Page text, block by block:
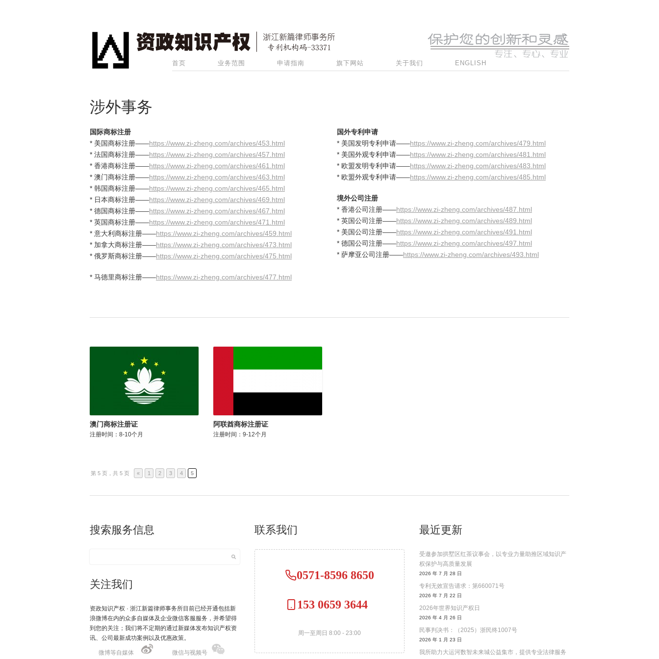
首页 业务范围 申请指南 旗下网站 关于我们 ENGLISH
涉外事务
国际商标注册
* 美国商标注册——https://www.zi-zheng.com/archives/453.html
* 法国商标注册——https://www.zi-zheng.com/archives/457.html
* 香港商标注册——https://www.zi-zheng.com/archives/461.html
* 澳门商标注册——https://www.zi-zheng.com/archives/463.html
* 韩国商标注册——https://www.zi-zheng.com/archives/465.html
* 日本商标注册——https://www.zi-zheng.com/archives/469.html
* 德国商标注册——https://www.zi-zheng.com/archives/467.html
* 英国商标注册——https://www.zi-zheng.com/archives/471.html
* 意大利商标注册——https://www.zi-zheng.com/archives/459.html
* 加拿大商标注册——https://www.zi-zheng.com/archives/473.html
* 俄罗斯商标注册——https://www.zi-zheng.com/archives/475.html
* 马德里商标注册——https://www.zi-zheng.com/archives/477.html
国外专利申请
* 美国发明专利申请——https://www.zi-zheng.com/archives/479.html
* 美国外观专利申请——https://www.zi-zheng.com/archives/481.html
* 欧盟发明专利申请——https://www.zi-zheng.com/archives/483.html
* 欧盟外观专利申请——https://www.zi-zheng.com/archives/485.html
境外公司注册
* 香港公司注册——https://www.zi-zheng.com/archives/487.html
* 英国公司注册——https://www.zi-zheng.com/archives/489.html
* 美国公司注册——https://www.zi-zheng.com/archives/491.html
* 德国公司注册——https://www.zi-zheng.com/archives/497.html
* 萨摩亚公司注册——https://www.zi-zheng.com/archives/493.html
澳门商标注册证
注册时间：8-10个月
阿联酋商标注册证
注册时间：9-12个月
第 5 页，共 5 页 « 1 2 3 4 5
搜索服务信息
关注我们
资政知识产权 · 浙江新篇律师事务所目前已经开通包括新
浪微博在内的众多自媒体及企业微信客服服务，并希望得
到您的关注；我们将不定期的通过新媒体发布知识产权资
讯、公司最新成功案例以及优惠政策。
微博等自媒体 微信与视频号
联系我们
0571-8596 8650
153 0659 3644
周一至周日 8:00 - 23:00
最近更新
受邀参加拱墅区红茶议事会，以专业力量助推区域知识产
权保护与高质量发展
2026 年 7 月 28 日
专利无效宣告请求：第660071号
2026 年 7 月 22 日
2026年世界知识产权日
2026 年 4 月 26 日
民事判决书：（2025）浙民终1007号
2026 年 1 月 23 日
我所助力大运河数智未来城公益集市，提供专业法律服务